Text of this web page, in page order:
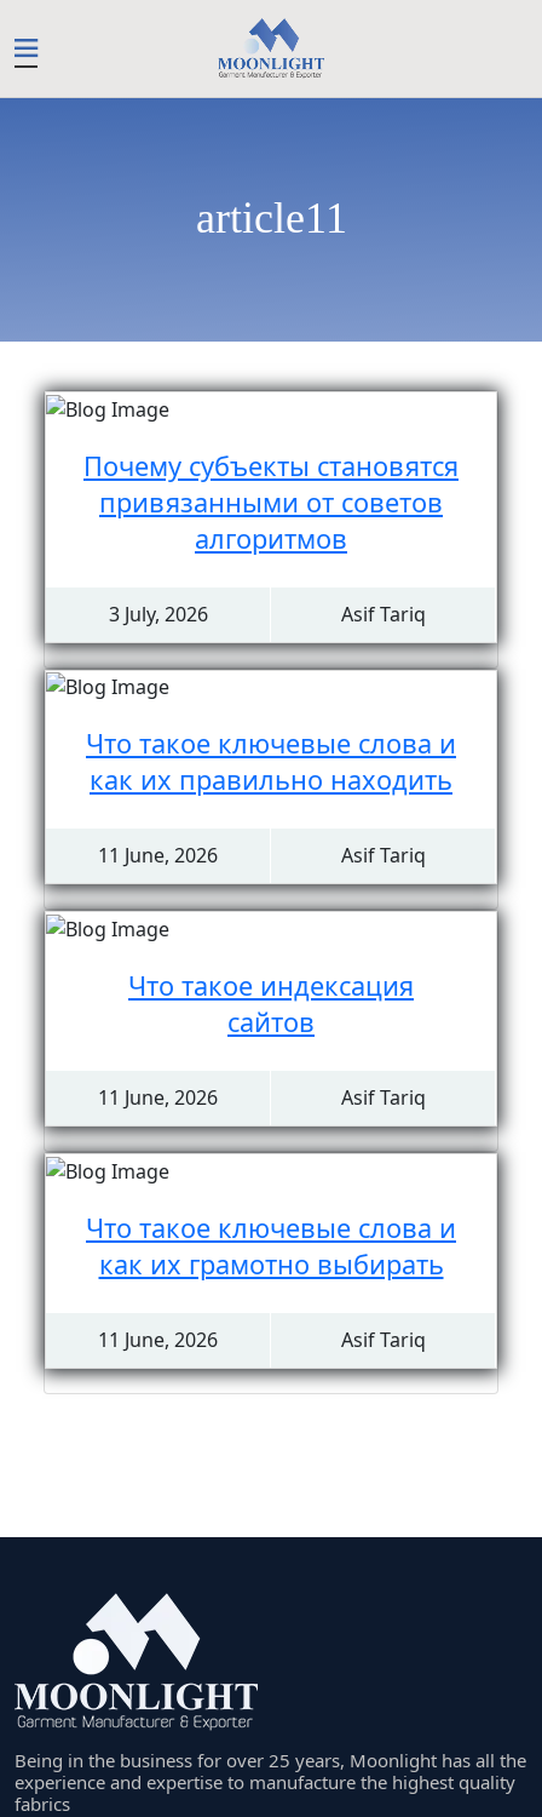
article11
Почему субъекты становятся
привязанными от советов
алгоритмов
3 July, 2026 Asif Tariq
Что такое ключевые слова и
как их правильно находить
11 June, 2026 Asif Tariq
Что такое индексация
сайтов
11 June, 2026 Asif Tariq
Что такое ключевые слова и
как их грамотно выбирать
11 June, 2026 Asif Tariq
Being in the business for over 25 years, Moonlight has all the
experience and expertise to manufacture the highest quality
fabrics